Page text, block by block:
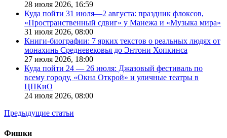
28 июля 2026, 16:59
Куда пойти 31 июля—2 августа: праздник флоксов,
«Пространственный сдвиг» у Манежа и «Музыка мира»
31 июля 2026, 08:00
Книги-биографии: 7 ярких текстов о реальных людях от
монахинь Средневековья до Энтони Хопкинса
27 июля 2026, 18:00
Куда пойти 24 — 26 июля: Джазовый фестиваль по
всему городу, «Окна Открой» и уличные театры в
ЦПКиО
24 июля 2026, 08:00
Предыдущие статьи
Фишки